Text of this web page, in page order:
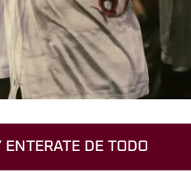
DE TODO